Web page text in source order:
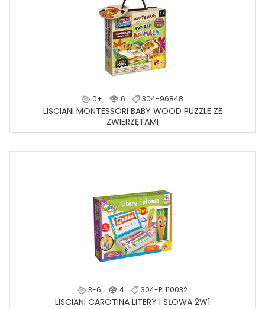
0+ 6 304-96848
LISCIANI MONTESSORI BABY WOOD PUZZLE ZE
ZWIERZĘTAMI
3-6 4 304-PL110032
LISCIANI CAROTINA LITERY I SŁOWA 2W1